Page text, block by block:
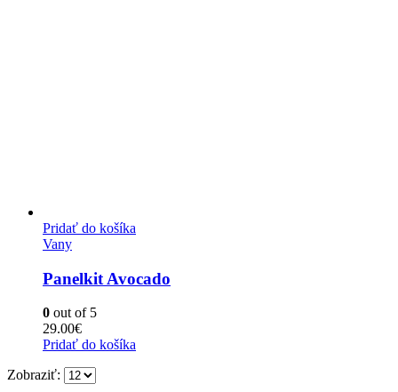
Pridať do košíka
Vany
Panelkit Avocado
0 out of 5
29.00€
Pridať do košíka
Zobraziť: